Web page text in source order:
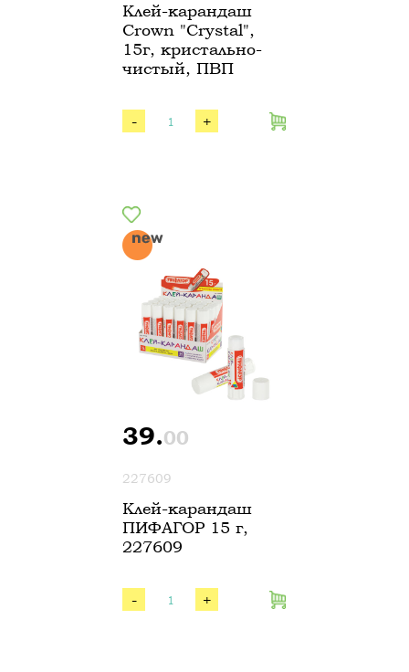
Клей-карандаш
Crown "Crystal",
15г, кристально-
чистый, ПВП
- +
39.00
227609
Клей-карандаш
ПИФАГОР 15 г,
227609
- +